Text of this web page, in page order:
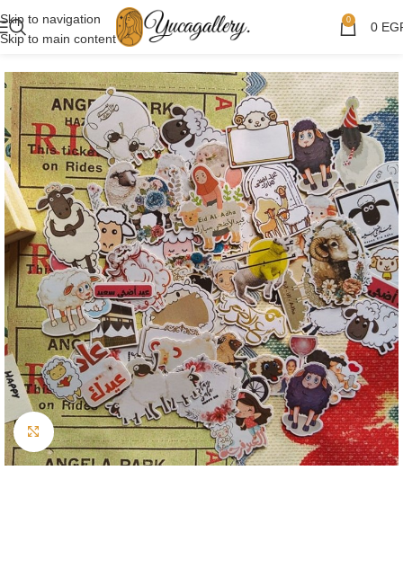
Skip to navigation
Skip to main content
0 0
Click to enlarge